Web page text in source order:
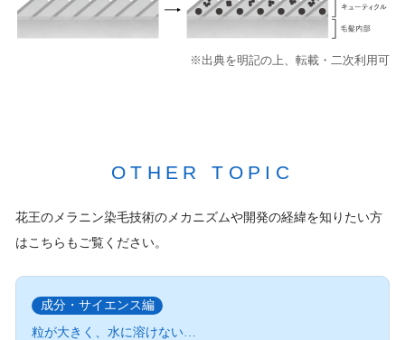
※出典を明記の上、転載・二次利用可
OTHER TOPIC
花王のメラニン染毛技術のメカニズムや開発の経緯を知りたい方
はこちらもご覧ください。
成分・サイエンス編
粒が大きく、水に溶けない…